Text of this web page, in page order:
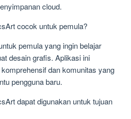
cloud.
cocok untuk pemula?
pemula yang ingin belajar
desain grafis. Aplikasi ini
dan komunitas yang
pengguna baru.
dapat digunakan untuk tujuan